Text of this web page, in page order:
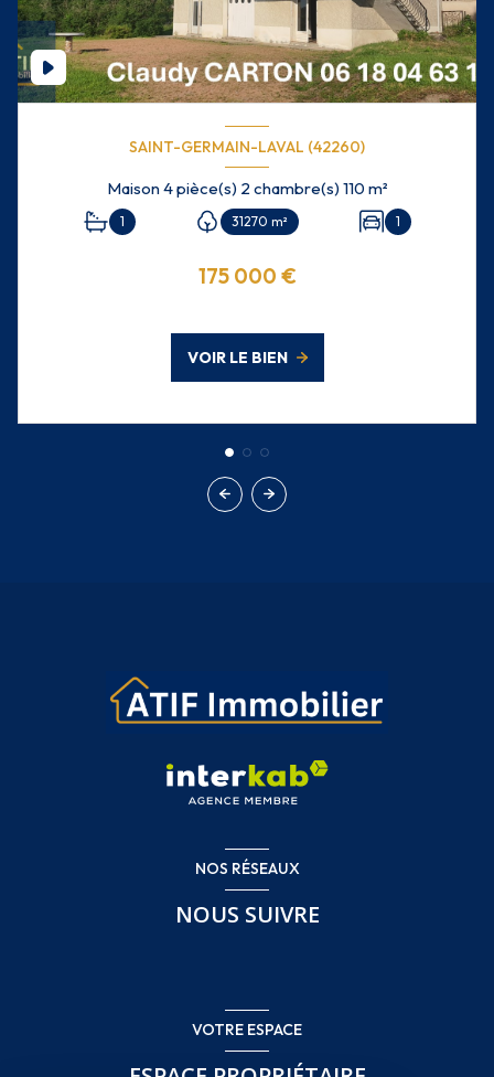
SAINT-GERMAIN-LAVAL (42260)
Maison 4 pièce(s) 2 chambre(s) 110 m²
1 31270 m² 1
175 000 €
VOIR LE BIEN
NOS RÉSEAUX
NOUS SUIVRE
VOTRE ESPACE